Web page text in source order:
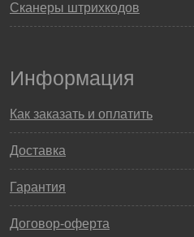
Сканеры штрихкодов
Информация
Как заказать и оплатить
Доставка
Гарантия
Договор-оферта